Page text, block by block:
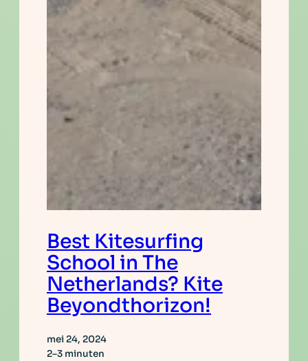
Best Kitesurfing
School in The
Netherlands? Kite
Beyondthorizon!
mei 24, 2024
2–3 minuten